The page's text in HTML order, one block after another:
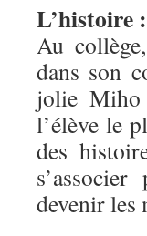
L’histoire :
Au
dans son
jolie Miho
l’élève le
des
devenir les